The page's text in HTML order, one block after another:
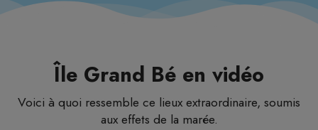
Île Grand Bé en vidéo
Voici à quoi ressemble ce lieux extraordinaire, soumis
aux effets de la marée.